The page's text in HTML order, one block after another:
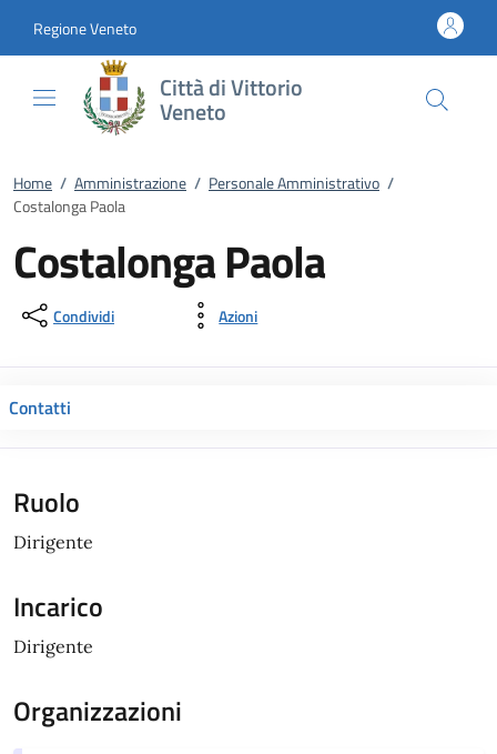
Regione Veneto
Città di Vittorio
Veneto
Home / Amministrazione / Personale Amministrativo /
Costalonga Paola
Costalonga Paola
Condividi Azioni
Contatti
Ruolo
Dirigente
Incarico
Dirigente
Organizzazioni